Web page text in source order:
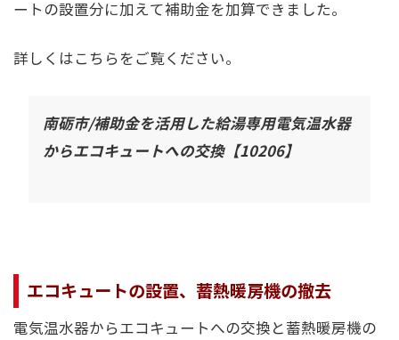
ートの設置分に加えて補助金を加算できました。
詳しくはこちらをご覧ください。
南砺市/補助金を活用した給湯専用電気温水器
からエコキュートへの交換【10206】
エコキュートの設置、蓄熱暖房機の撤去
電気温水器からエコキュートへの交換と蓄熱暖房機の